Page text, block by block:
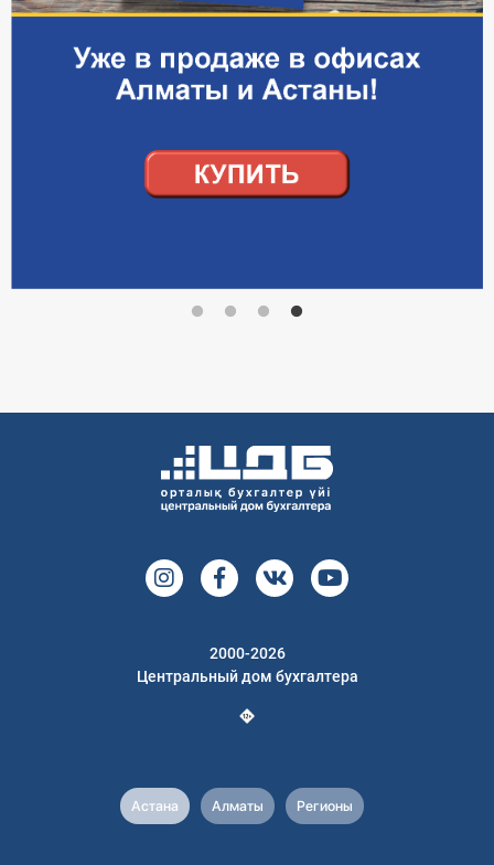
2000-2026
Центральный дом бухгалтера
Астана Алматы Регионы